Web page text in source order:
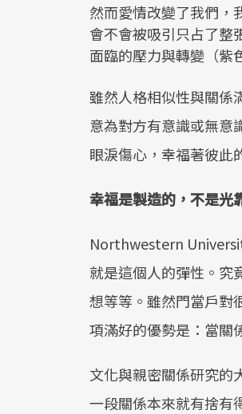
然而愛情改變了我們，
會不會被吸引只占了整
面臨的壓力與轉變（紫
雖然人格相似性與關係
意為對方有意識或無意
眼淚傷心，幸福著彼此
幸福是製造的，不是光
Northwestern
就是這個人的彈性。究
想等等。雖然門當戶對
項滿好的優勢是：當關
文化與親密關係研究的
一段關係本來就有捨有